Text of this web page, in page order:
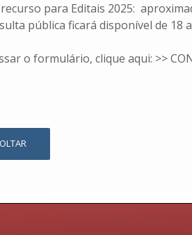
para Editais 2025:
pública ficará disponível de 18
o formulário, clique aqui: >>